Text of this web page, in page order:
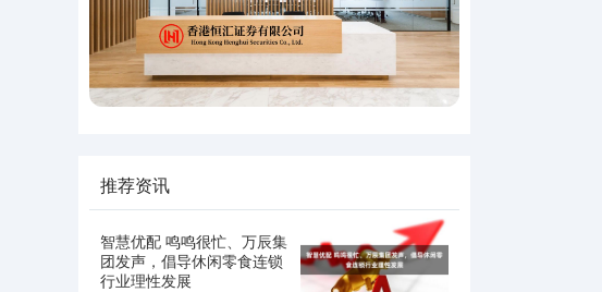
推荐资讯
智慧优配 鸣鸣很忙、万辰集
团发声，倡导休闲零食连锁
行业理性发展